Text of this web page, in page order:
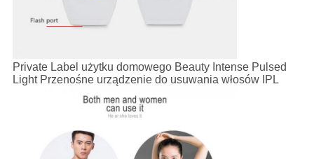
Private Label użytku domowego Beauty Intense Pulsed
Light Przenośne urządzenie do usuwania włosów IPL